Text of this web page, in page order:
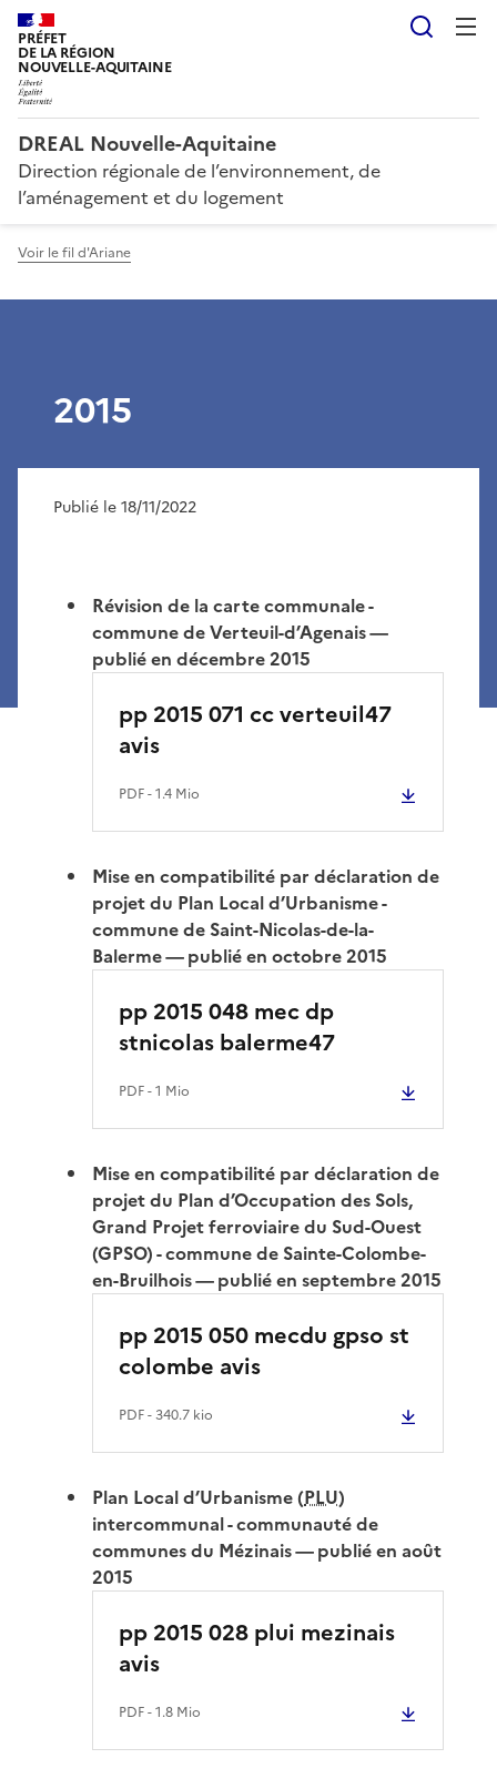
PRÉFET
DE LA RÉGION
NOUVELLE-AQUITAINE
DREAL Nouvelle-Aquitaine
Direction régionale de l’environnement, de
l’aménagement et du logement
Voir le fil d'Ariane
2015
Publié le 18/11/2022
Révision de la carte communale -
commune de Verteuil-d’Agenais —
publié en décembre 2015
pp 2015 071 cc verteuil47
avis
PDF- 1.4 Mio
Mise en compatibilité par déclaration de
projet du Plan Local d’Urbanisme -
commune de Saint-Nicolas-de-la-
Balerme — publié en octobre 2015
pp 2015 048 mec dp
stnicolas balerme47
PDF- 1 Mio
Mise en compatibilité par déclaration de
projet du Plan d’Occupation des Sols,
Grand Projet ferroviaire du Sud-Ouest
(GPSO) - commune de Sainte-Colombe-
en-Bruilhois — publié en septembre 2015
pp 2015 050 mecdu gpso st
colombe avis
PDF- 340.7 kio
Plan Local d’Urbanisme (PLU)
intercommunal - communauté de
communes du Mézinais — publié en août
2015
pp 2015 028 plui mezinais
avis
PDF- 1.8 Mio